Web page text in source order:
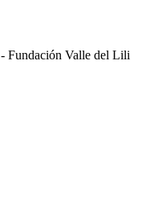
Fundación Valle del Lili